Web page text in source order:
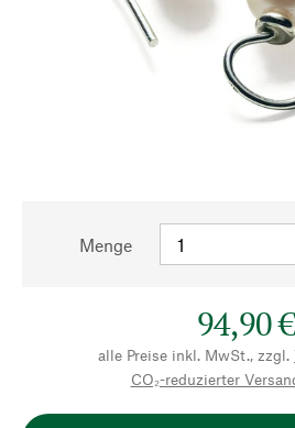
Menge
94,90 €
alle Preise inkl. MwSt., zzgl.
CO₂-reduzierter